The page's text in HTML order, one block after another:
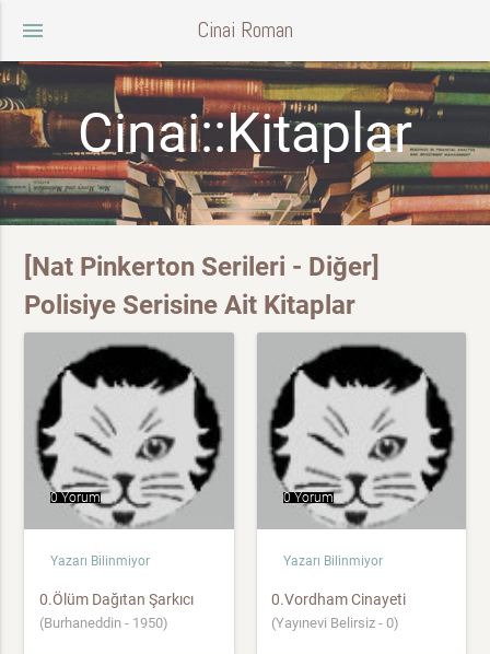
menu Cinai Roman
Cinai::Kitaplar
[Nat Pinkerton Serileri - Diğer]
Polisiye Serisine Ait Kitaplar
0 Yorum
Yazarı Bilinmiyor
0.Ölüm Dağıtan Şarkıcı
(Burhaneddin - 1950)
0 Yorum
Yazarı Bilinmiyor
0.Vordham Cinayeti
(Yayınevi Belirsiz - 0)